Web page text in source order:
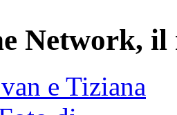
Network, il